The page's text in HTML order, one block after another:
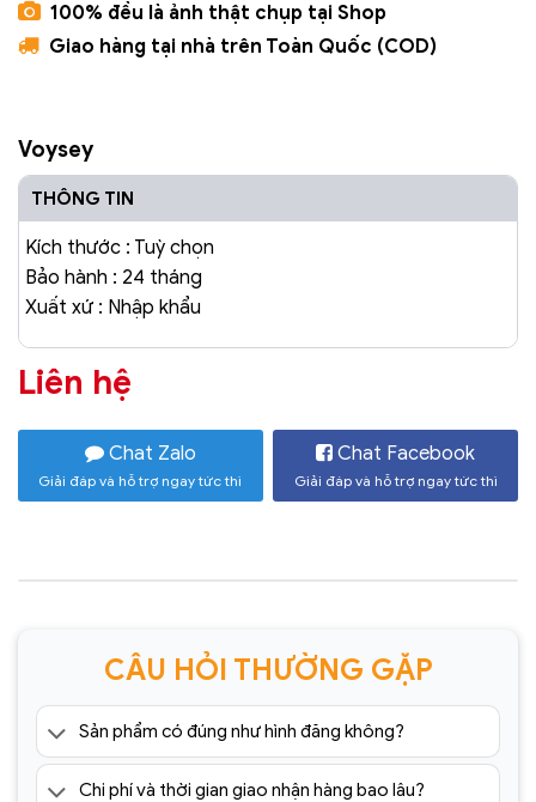
100% đều là ảnh thật chụp tại Shop
Giao hàng tại nhà trên Toàn Quốc (COD)
Voysey
THÔNG TIN
Kích thước : Tuỳ chọn
Bảo hành : 24 tháng
Xuất xứ : Nhập khẩu
Liên hệ
Chat Zalo
Giải đáp và hỗ trợ ngay tức thì
Chat Facebook
Giải đáp và hỗ trợ ngay tức thì
CÂU HỎI THƯỜNG GẶP
Sản phẩm có đúng như hình đăng không?
Chi phí và thời gian giao nhận hàng bao lâu?